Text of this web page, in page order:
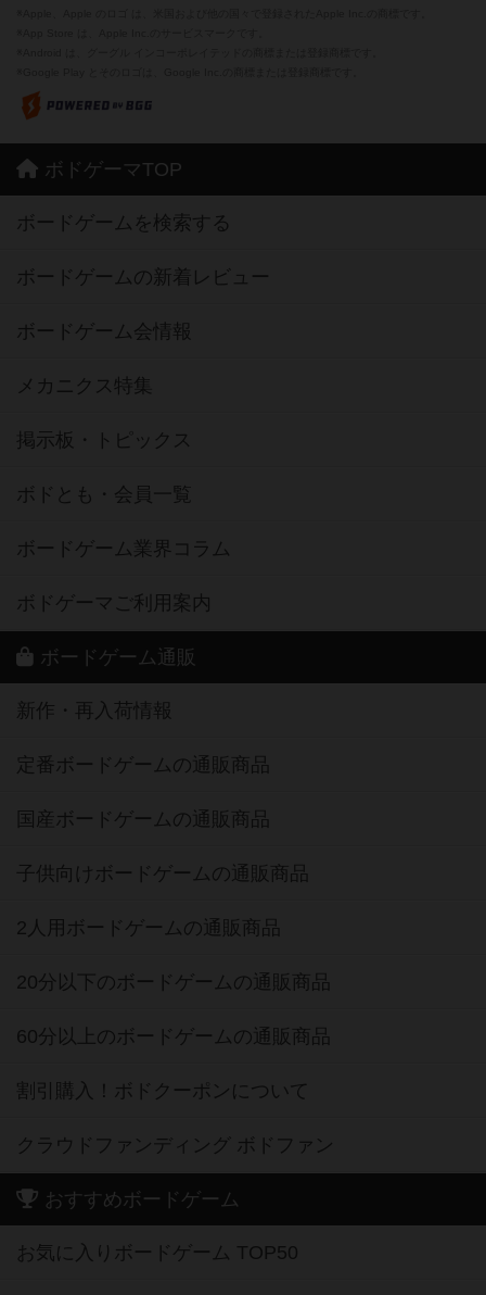
ボドゲーマTOP
ボードゲームを検索する
ボードゲームの新着レビュー
ボードゲーム会情報
メカニクス特集
掲示板・トピックス
ボドとも・会員一覧
ボードゲーム業界コラム
ボドゲーマご利用案内
ボードゲーム通販
新作・再入荷情報
定番ボードゲームの通販商品
国産ボードゲームの通販商品
子供向けボードゲームの通販商品
2人用ボードゲームの通販商品
20分以下のボードゲームの通販商品
60分以上のボードゲームの通販商品
割引購入！ボドクーポンについて
クラウドファンディング ボドファン
おすすめボードゲーム
お気に入りボードゲーム TOP50